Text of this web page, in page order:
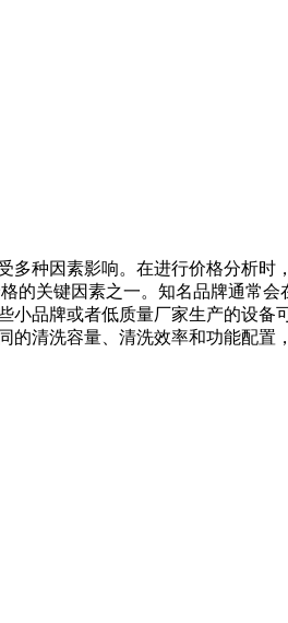
种因素影响。在进行价格分析
的关键因素之一。知名品牌通常
品牌或者低质量厂家生产的设
的清洗容量、清洗效率和功能配置